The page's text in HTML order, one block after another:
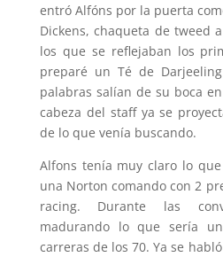
entró Alfóns por la puerta
Dickens, chaqueta de tweed
los que se reflejaban los
preparé un Té de
palabras salían de su boca
cabeza del staff ya se
de lo que venía buscando.
Alfons tenía muy claro lo
una Norton comando con 2
racing. Durante las
madurando lo que sería
carreras de los 70. Ya se